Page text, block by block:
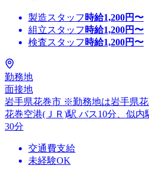
製造スタッフ 時給1,200円〜
組立スタッフ 時給1,200円〜
検査スタッフ 時給1,200円〜
勤務地
面接地
岩手県花巻市 ※勤務地は岩手県
花巻空港(ＪＲ)駅 バス10分、似内
30分
交通費支給
未経験OK